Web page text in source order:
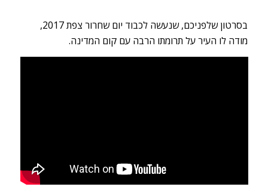
בסרטון שלפניכם, שנעשה לכבוד יום שחרור צפת 2017,
מודה לו העיר על תרומתו הרבה עם קום המדינה.